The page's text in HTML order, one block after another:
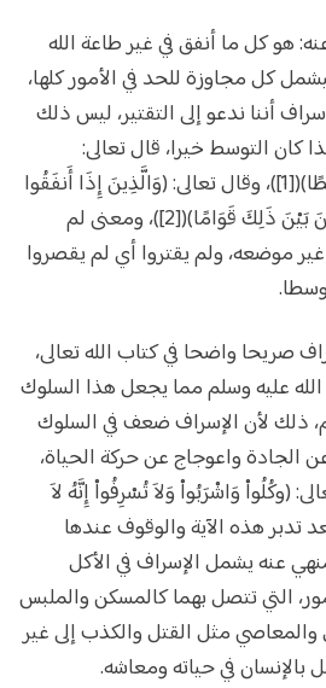
هو كل ما أنفق في غير طاعة الله
كل مجاوزة للحد في الأمور كلها،
أننا ندعو إلى التقتير، ليس ذلك
كان التوسط خيرا، قال تعالى:
(وَكَذَلِكَ جَعَلْنَاكُمْ أُمَّةً وَسَطًا)([1])، وقال تعالى: (وَالَّذِينَ إِذَا أَنفَقُوا
لَمْ يُسْرِفُوا وَلَمْ يَقْتُرُوا وَكَانَ بَيْنَ ذَلِكَ قَوَامًا)([2])، ومعنى لم
موضعه، ولم يقتروا أي لم يقصروا
صريحا واضحا في كتاب الله تعالى،
عليه وسلم مما يجعل هذا السلوك
ذلك لأن الإسراف ضعف في السلوك
الجادة واعوجاج عن حركة الحياة،
(وكُلُواْ وَاشْرَبُواْ وَلاَ تُسْرِفُواْ إِنَّهُ لاَ
([3])، وبعد تدبر هذه الآية والوقوف عندها
عنه يشمل الإسراف في الأكل
التي تتصل بهما كالمسكن والملبس
مثل القتل والكذب إلى غير
بالإنسان في حياته ومعاشه.